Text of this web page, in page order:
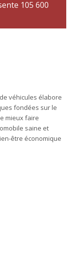
105 600
véhicules élabore
fondées sur le
mieux faire
saine et
être économique